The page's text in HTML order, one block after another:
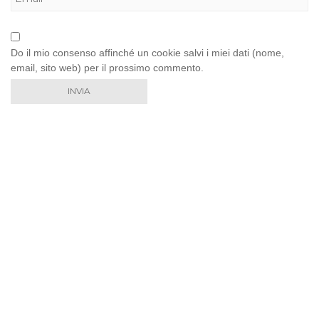
Do il mio consenso affinché un cookie salvi i miei dati (nome,
email, sito web) per il prossimo commento.